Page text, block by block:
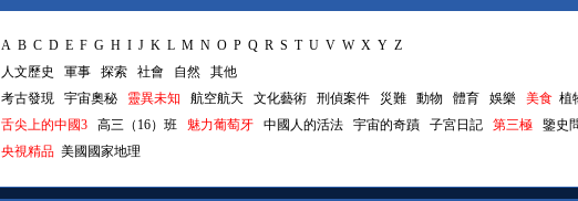
A B C D E F G H I J K L M N O P Q R S T U V W X Y Z
人文歷史 軍事 探索 社會 自然
其他
考古發現 宇宙奧秘 靈異未知 航空航天 文化藝術 刑偵案件 災難 動物 體育 娛樂 美食 植
舌尖上的中國3 高三（16）班 魅力葡萄牙 中國人的活法 宇宙的奇蹟 子宮日記 第三極 鑒史
央視精品 美國國家地理